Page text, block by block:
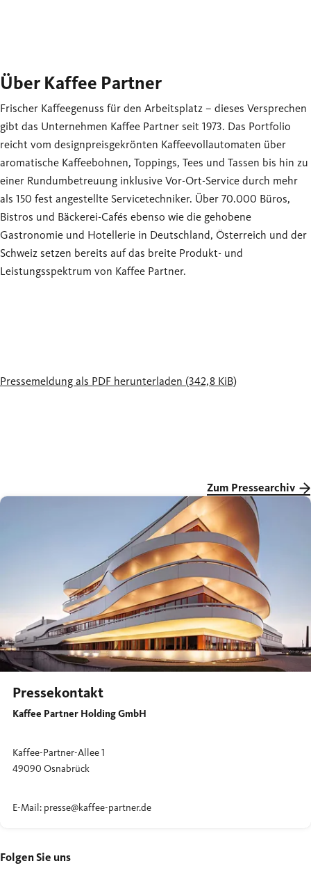
Über Kaffee Partner
Frischer Kaffeegenuss für den Arbeitsplatz – dieses Versprechen
gibt das Unternehmen Kaffee Partner seit 1973. Das Portfolio
reicht vom designpreisgekrönten Kaffeevollautomaten über
aromatische Kaffeebohnen, Toppings, Tees und Tassen bis hin zu
einer Rundumbetreuung inklusive Vor-Ort-Service durch mehr
als 150 fest angestellte Servicetechniker. Über 70.000 Büros,
Bistros und Bäckerei-Cafés ebenso wie die gehobene
Gastronomie und Hotellerie in Deutschland, Österreich und der
Schweiz setzen bereits auf das breite Produkt- und
Leistungsspektrum von Kaffee Partner.
Pressemeldung als PDF herunterladen (342,8 KiB)
Zum Pressearchiv
Pressekontakt
Kaffee Partner Holding GmbH
Kaffee-Partner-Allee 1
49090 Osnabrück
E-Mail: presse@kaffee-partner.de
Folgen Sie uns